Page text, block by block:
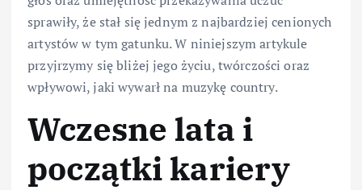
sprawiły, że stał się jednym z najbardziej cenionych
artystów w tym gatunku. W niniejszym artykule
przyjrzymy się bliżej jego życiu, twórczości oraz
wpływowi, jaki wywarł na muzykę country.
Wczesne lata i
początki kariery